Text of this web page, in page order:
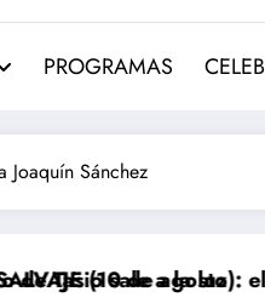
PROGRAMAS
Joaquín Sánchez
luz el robo de losAvance